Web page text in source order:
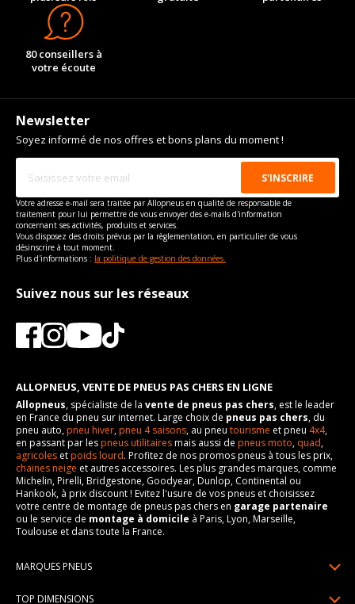
80 conseillers à
votre écoute
Newsletter
Soyez informé de nos offres et bons plans du moment !
Votre adresse e-mail sera traitée par Allopneus en qualité de responsable de
traitement pour lui permettre de vous envoyer des e-mails d'information
concernant ses activités, produits et services.
Vous disposez des droits prévus par la règlementation, en particulier de vous
désinscrire à tout moment.
Plus d'informations : la politique de gestion des données.
Suivez nous sur les réseaux
ALLOPNEUS, VENTE DE PNEUS PAS CHERS EN LIGNE
Allopneus, spécialiste de la vente de pneus pas chers, est le leader
en France du pneu sur internet. Large choix de pneus pas chers, du
pneu auto,pneu hiver,pneu 4 saisons, au pneu tourisme et pneu 4x4,
en passant par lespneus utilitairesmais aussi de pneus moto, quad,
agricoles etpoids lourd. Profitez de nos promos pneus à tous les prix,
chaines neige et autres accessoires. Les plus grandes marques, comme
Michelin, Pirelli, Bridgestone, Goodyear, Dunlop, Continental ou
Hankook, à prix discount ! Evitez l'usure de vos pneus et choisissez
votre centre de montage de pneus pas chers en garage partenaire
ou le service de montage à domicile à Paris, Lyon, Marseille,
Toulouse et dans toute la France.
MARQUES PNEUS
TOP DIMENSIONS